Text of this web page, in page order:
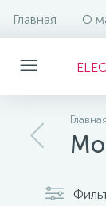
Главная О
Главная